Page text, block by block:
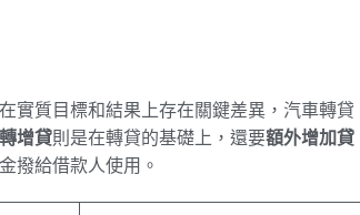
實質目標和結果上存在關鍵差異，汽車轉貸
增貸則是在轉貸的基礎上，還要額外增加貸
撥給借款人使用。